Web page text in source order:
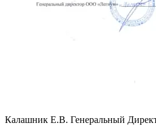
Калашник Е.В. Генеральный